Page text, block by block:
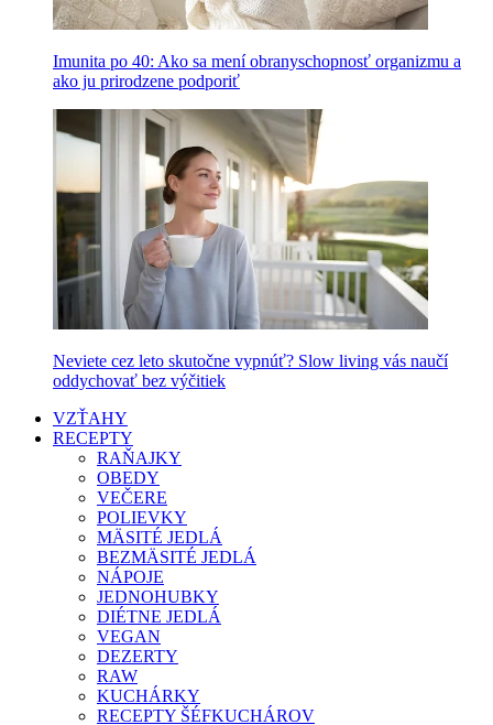
Imunita po 40: Ako sa mení obranyschopnosť organizmu a
ako ju prirodzene podporiť
Neviete cez leto skutočne vypnúť? Slow living vás naučí
oddychovať bez výčitiek
VZŤAHY
RECEPTY
RAŇAJKY
OBEDY
VEČERE
POLIEVKY
MÄSITÉ JEDLÁ
BEZMÄSITÉ JEDLÁ
NÁPOJE
JEDNOHUBKY
DIÉTNE JEDLÁ
VEGAN
DEZERTY
RAW
KUCHÁRKY
RECEPTY ŠÉFKUCHÁROV